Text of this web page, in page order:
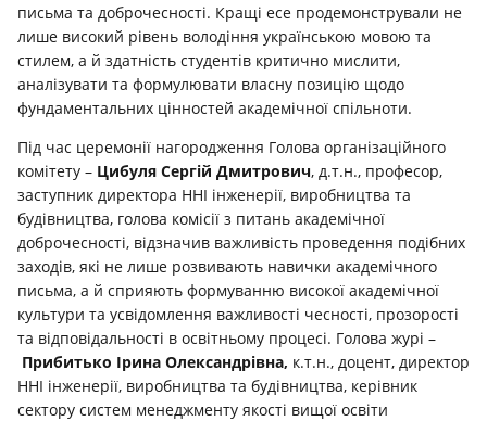
письма та доброчесності. Кращі есе продемонстрували не
лише високий рівень володіння українською мовою та
стилем, а й здатність студентів критично мислити,
аналізувати та формулювати власну позицію щодо
фундаментальних цінностей академічної спільноти.
Під час церемонії нагородження Голова організаційного
комітету – Цибуля Сергій Дмитрович, д.т.н., професор,
заступник директора ННІ інженерії, виробництва та
будівництва, голова комісії з питань академічної
доброчесності, відзначив важливість проведення подібних
заходів, які не лише розвивають навички академічного
письма, а й сприяють формуванню високої академічної
культури та усвідомлення важливості чесності, прозорості
та відповідальності в освітньому процесі. Голова журі –
Прибитько Ірина Олександрівна, к.т.н., доцент, директор
ННІ інженерії, виробництва та будівництва, керівник
сектору систем менеджменту якості вищої освіти